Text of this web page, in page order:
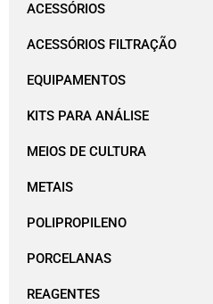
ACESSÓRIOS
ACESSÓRIOS FILTRAÇÃO
EQUIPAMENTOS
KITS PARA ANÁLISE
MEIOS DE CULTURA
METAIS
POLIPROPILENO
PORCELANAS
REAGENTES